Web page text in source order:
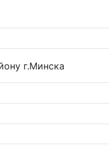
г.Минска